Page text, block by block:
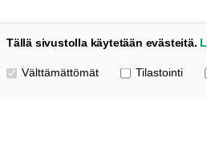
Tällä sivustolla käytetään evästeitä.
Valitse käytettävät evästeet
Välttämättömät Tilastointi